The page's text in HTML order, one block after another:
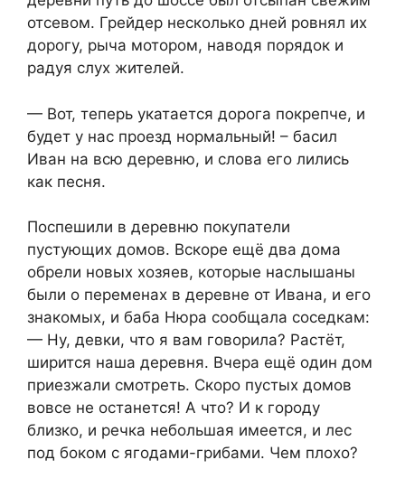
отсевом. Грейдер несколько дней ровнял их
дорогу, рыча мотором, наводя порядок и
радуя слух жителей.
— Вот, теперь укатается дорога покрепче, и
будет у нас проезд нормальный! – басил
Иван на всю деревню, и слова его лились
как песня.
Поспешили в деревню покупатели
пустующих домов. Вскоре ещё два дома
обрели новых хозяев, которые наслышаны
были о переменах в деревне от Ивана, и его
знакомых, и баба Нюра сообщала соседкам:
— Ну, девки, что я вам говорила? Растёт,
ширится наша деревня. Вчера ещё один дом
приезжали смотреть. Скоро пустых домов
вовсе не останется! А что? И к городу
близко, и речка небольшая имеется, и лес
под боком с ягодами-грибами. Чем плохо?